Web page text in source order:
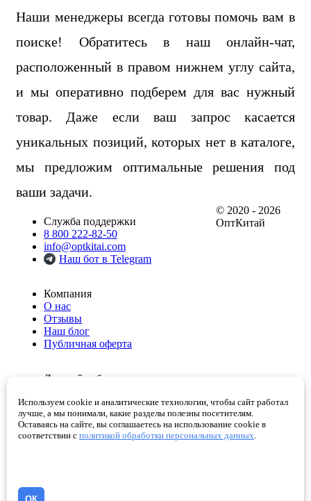
Наши менеджеры всегда готовы помочь вам в
поиске! Обратитесь в наш онлайн-чат,
расположенный в правом нижнем углу сайта,
и мы оперативно подберем для вас нужный
товар. Даже если ваш запрос касается
уникальных позиций, которых нет в каталоге,
мы предложим оптимальные решения под
ваши задачи.
Служба поддержки
8 800 222-82-50
info@optkitai.com
Наш бот в Telegram
Компания
О нас
Отзывы
Наш блог
Публичная оферта
Личный кабинет
Избранное
Корзина
Проверенные поставщики
Написать директору
© 2020 - 2026
ОптКитай
Используем cookie и аналитические технологии, чтобы сайт работал
лучше, а мы понимали, какие разделы полезны посетителям.
Оставаясь на сайте, вы соглашаетесь на использование cookie в
соответствии с политикой обработки персональных данных.